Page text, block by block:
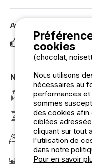
Avis sur
Camping très calme,
camping est très
Notes détaillées du
Propreté
Hébergement/
Confort
Accueil
cookies
(chocolat,
Nous utilisons
nécessaires au
performances et
sommes
des cookies afin
ciblées
cliquant sur tout
l'utilisation de
dans notre
Pour en savoir